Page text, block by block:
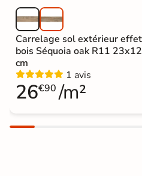
Carrelage sol extérieur effet
bois Séquoia oak R11
cm
1 avis
26€90 /m²